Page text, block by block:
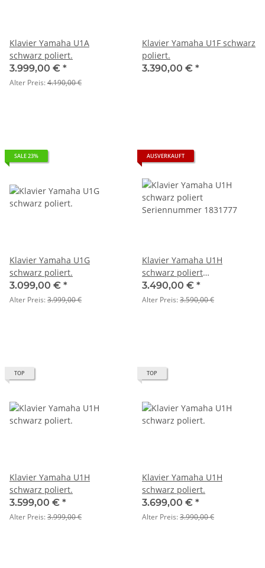
Klavier Yamaha U1A
schwarz poliert.
3.999,00 € *
Alter Preis:4.190,00 €
Klavier Yamaha U1F schwarz
poliert.
3.390,00 € *
SALE 23%
Klavier Yamaha U1G
schwarz poliert.
3.099,00 € *
Alter Preis:3.999,00 €
AUSVERKAUFT
Klavier Yamaha U1H
schwarz poliert
Seriennummer 1831777
3.490,00 € *
Alter Preis:3.590,00 €
TOP
Klavier Yamaha U1H
schwarz poliert.
3.599,00 € *
Alter Preis:3.999,00 €
TOP
Klavier Yamaha U1H
schwarz poliert.
3.699,00 € *
Alter Preis:3.990,00 €